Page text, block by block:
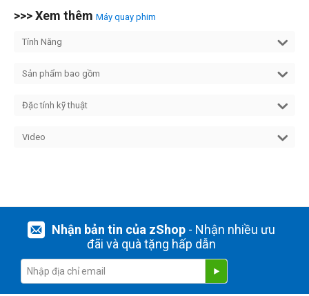
>>> Xem thêm Máy quay phim
Tính Năng
Sản phẩm bao gồm
Đặc tính kỹ thuật
Video
Nhận bản tin của zShop- Nhận nhiều ưu
đãi và quà tặng hấp dẫn